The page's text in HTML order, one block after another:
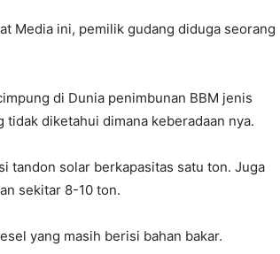
Media ini, pemilik gudang diduga seorang
di Dunia penimbunan BBM jenis
tidak diketahui dimana keberadaan nya.
tandon solar berkapasitas satu ton. Juga
sekitar 8-10 ton.
yang masih berisi bahan bakar.